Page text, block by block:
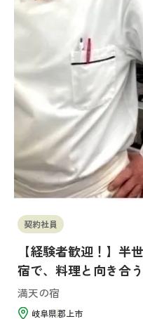
契約社員
【経験者歓迎！】半
宿で、料理と向き合
満天の宿
岐阜県郡上市